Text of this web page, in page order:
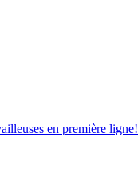
en première ligne!